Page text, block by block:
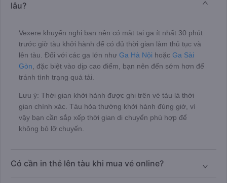
lâu?
Vexere khuyến nghị bạn nên có mặt tại ga ít nhất 30 phút
trước giờ tàu khởi hành để có đủ thời gian làm thủ tục và
lên tàu. Đối với các ga lớn như Ga Hà Nội hoặc Ga Sài
Gòn , đặc biệt vào dịp cao điểm, bạn nên đến sớm hơn để
tránh tình trạng quá tải.
Lưu ý: Thời gian khởi hành được ghi trên vé tàu là thời
gian chính xác. Tàu hỏa thường khởi hành đúng giờ, vì
vậy bạn cần sắp xếp thời gian di chuyển phù hợp để
không bỏ lỡ chuyến.
Có cần in thẻ lên tàu khi mua vé online?